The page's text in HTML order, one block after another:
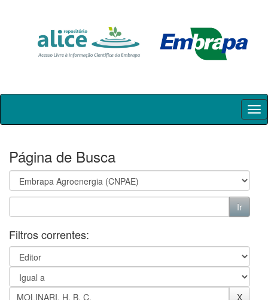
Skip
Página de Busca
Filtros correntes: